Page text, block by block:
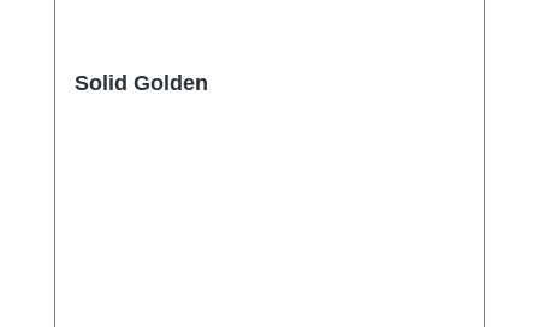
Solid Golden